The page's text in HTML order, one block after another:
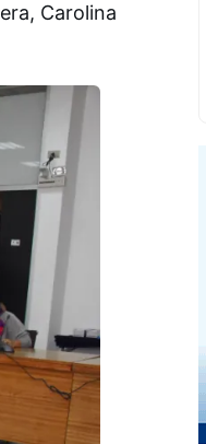
Carolina